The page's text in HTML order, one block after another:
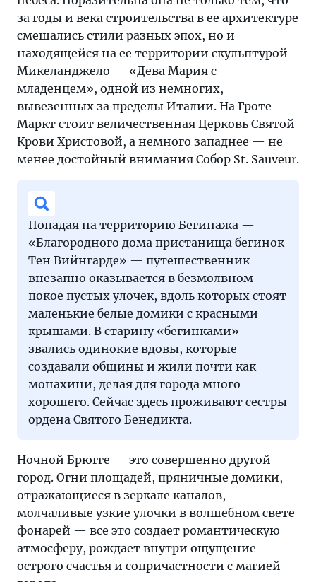
за годы и века строительства в ее архитектуре
смешались стили разных эпох, но и
находящейся на ее территории скульптурой
Микеланджело — «Дева Мария с
младенцем», одной из немногих,
вывезенных за пределы Италии. На Гроте
Маркт стоит величественная Церковь Святой
Крови Христовой, а немного западнее — не
менее достойный внимания Собор St. Sauveur.
Попадая на территорию Бегинажа —
«Благородного дома пристанища бегинок
Тен Вийнгарде» — путешественник
внезапно оказывается в безмолвном
покое пустых улочек, вдоль которых стоят
маленькие белые домики с красными
крышами. В старину «бегинками»
звались одинокие вдовы, которые
создавали общины и жили почти как
монахини, делая для города много
хорошего. Сейчас здесь проживают сестры
ордена Святого Бенедикта.
Ночной Брюгге — это совершенно другой
город. Огни площадей, пряничные домики,
отражающиеся в зеркале каналов,
молчаливые узкие улочки в волшебном свете
фонарей — все это создает романтическую
атмосферу, рождает внутри ощущение
острого счастья и сопричастности с магией